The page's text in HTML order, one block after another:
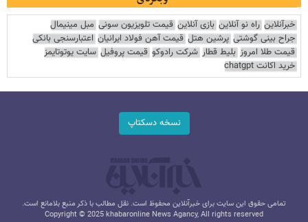
خبرآنلاین راه نو آنلاین بازی آنلاین قیمت تلویزیون سونی مبل مینیمال
جراح بینی گوشتی پرشین هتل قیمت آهن فولاد ایرانیان اعتبارسنجی بانکی
قیمت طلا امروز بلیط قطار شرکت رادوکو قیمت پروفیل سایت یوتوتایمز
خرید اکانت chatgpt
نسخه دسکتاپ
تمامی حقوق این سایت برای خبرآنلاین محفوظ است. نقل مطالب با ذکر منبع بلامانع است.
Copyright © 2025 khabaronline News Agancy, All rights reserved